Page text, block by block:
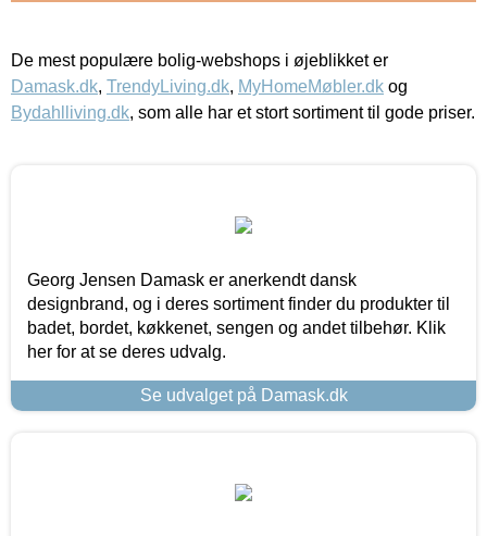
De mest populære bolig-webshops i øjeblikket er
Damask.dk, TrendyLiving.dk, MyHomeMøbler.dk og
Bydahlliving.dk, som alle har et stort sortiment til gode priser.
Georg Jensen Damask er anerkendt dansk
designbrand, og i deres sortiment finder du produkter til
badet, bordet, køkkenet, sengen og andet tilbehør. Klik
her for at se deres udvalg.
Se udvalget på Damask.dk